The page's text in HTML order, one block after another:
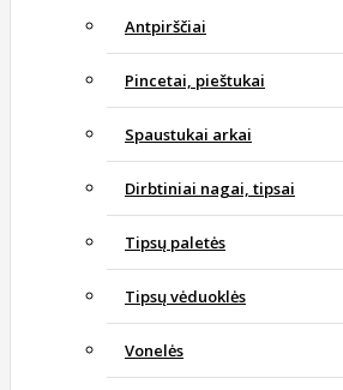
Antpirščiai
Pincetai, pieštukai
Spaustukai arkai
Dirbtiniai nagai, tipsai
Tipsų paletės
Tipsų vėduoklės
Vonelės